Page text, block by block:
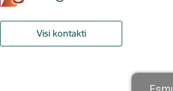
Visi kontakti